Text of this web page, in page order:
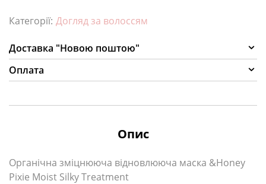
Категорії: Догляд за волоссям
Доставка "Новою поштою"
Оплата
Опис
Органічна зміцнююча відновлююча маска &Honey
Pixie Moist Silky Treatment